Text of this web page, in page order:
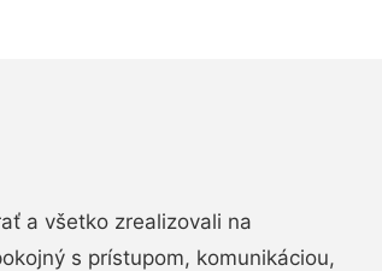
a všetko zrealizovali na
s prístupom, komunikáciou,